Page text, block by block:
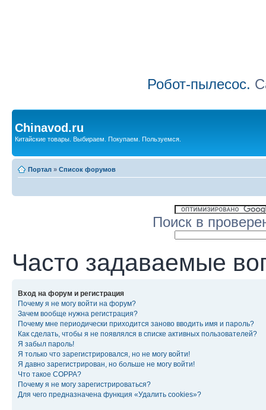
Робот-пылесос.
Chinavod.ru
Китайские товары. Выбираем. Покупаем. Пользуемся.
Портал » Список форумов
Поиск в
Часто задаваемые
Вход на форум и регистрация
Почему я не могу войти на форум?
Зачем вообще нужна регистрация?
Почему мне периодически приходится заново вводить имя и пароль?
Как сделать, чтобы я не появлялся в списке активных пользователей?
Я забыл пароль!
Я только что зарегистрировался, но не могу войти!
Я давно зарегистрирован, но больше не могу войти!
Что такое COPPA?
Почему я не могу зарегистрироваться?
Для чего предназначена функция «Удалить cookies»?